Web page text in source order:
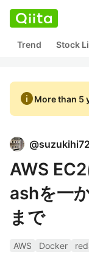
Trend Stock
infoMore than 5
@
AWS
ashを一
まで
AWS Docker